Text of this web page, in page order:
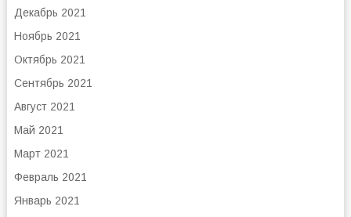
Декабрь 2021
Ноябрь 2021
Октябрь 2021
Сентябрь 2021
Август 2021
Май 2021
Март 2021
Февраль 2021
Январь 2021